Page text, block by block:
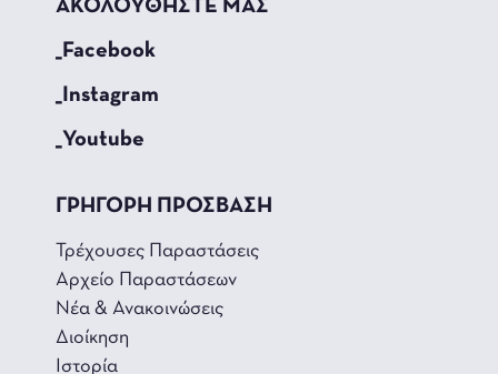
ΑΚΟΛΟΥΘΗΣΤΕ ΜΑΣ
_Facebook
_Instagram
_Youtube
ΓΡΗΓΟΡΗ ΠΡΟΣΒΑΣΗ
Τρέχουσες Παραστάσεις
Αρχείο Παραστάσεων
Νέα & Ανακοινώσεις
Διοίκηση
Ιστορία